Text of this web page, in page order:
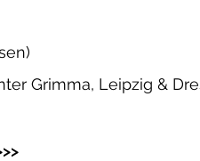
Grimma, Leipzig &